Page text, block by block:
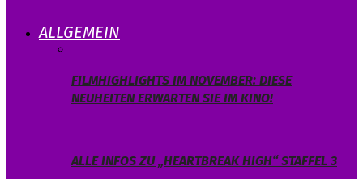
ALLGEMEIN
FILMHIGHLIGHTS IM NOVEMBER: DIESE
NEUHEITEN ERWARTEN SIE IM KINO!
ALLE INFOS ZU „HEARTBREAK HIGH“ STAFFEL 3